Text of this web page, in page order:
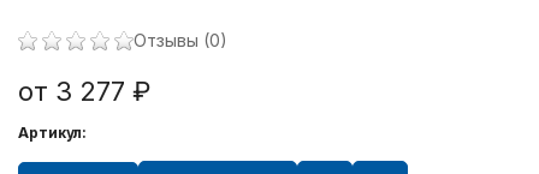
Отзывы (0)
от 3 277 ₽
Артикул: